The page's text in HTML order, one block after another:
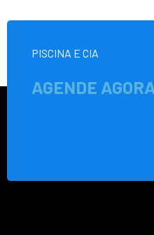
PISCINA E CIA
AGENDE